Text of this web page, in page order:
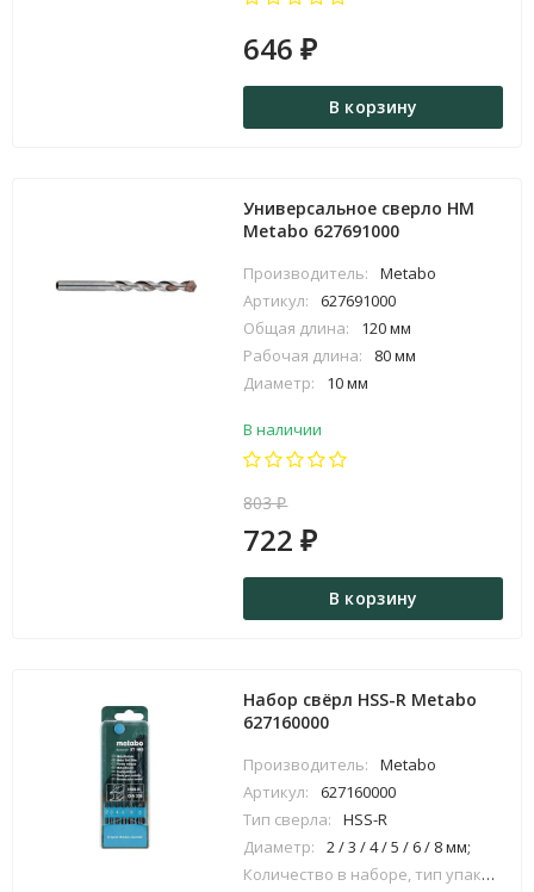
646₽
В корзину
Универсальное сверло HM
Metabo 627691000
Производитель:
Metabo
Артикул:
627691000
Общая длина:
120 мм
Рабочая длина:
80 мм
Диаметр:
10 мм
В наличии
803₽
722₽
В корзину
Набор свёрл HSS-R Metabo
627160000
Производитель:
Metabo
Артикул:
627160000
Тип сверла:
HSS-R
Диаметр:
2 / 3 / 4 / 5 / 6 / 8 мм;
Количество в наборе, тип упаковки: